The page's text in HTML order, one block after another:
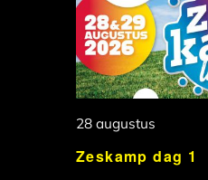
Zeskamp dag 1
28 augustus